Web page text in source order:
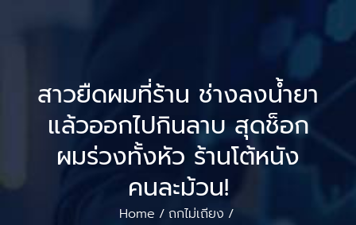
สาวยืดผมที่ร้าน ช่างลงน้ำยา
แล้วออกไปกินลาบ สุดช็อก
ผมร่วงทั้งหัว ร้านโต้หนัง
คนละม้วน!
Home / ถกไม่เถียง /